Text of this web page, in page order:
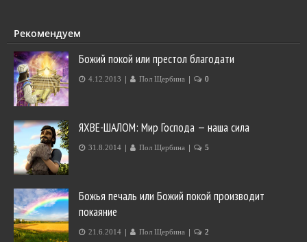
Рекомендуем
Божий покой или престол благодати
4.12.2013 | Пол Щербина | 0
ЯХВЕ-ШАЛОМ: Мир Господа — наша сила
31.8.2014 | Пол Щербина | 5
Божья печаль или Божий покой производит
покаяние
21.6.2014 | Пол Щербина | 2